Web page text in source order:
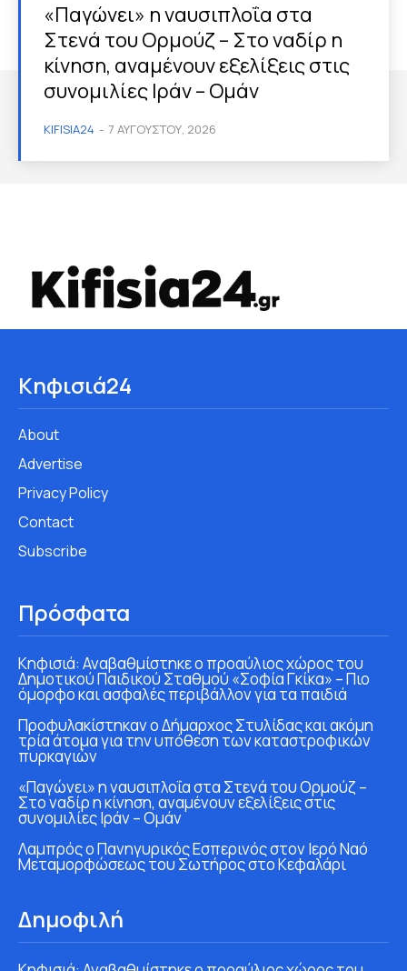
«Παγώνει» η ναυσιπλοΐα στα
Στενά του Ορμούζ – Στο ναδίρ η
κίνηση, αναμένουν εξελίξεις στις
συνομιλίες Ιράν – Ομάν
KIFISIA24 - 7 ΑΥΓΟΎΣΤΟΥ, 2026
Κηφισιά24
About
Advertise
Privacy Policy
Contact
Subscribe
Πρόσφατα
Κηφισιά: Αναβαθμίστηκε ο προαύλιος χώρος του
Δημοτικού Παιδικού Σταθμού «Σοφία Γκίκα» – Πιο
όμορφο και ασφαλές περιβάλλον για τα παιδιά
Προφυλακίστηκαν ο Δήμαρχος Στυλίδας και ακόμη
τρία άτομα για την υπόθεση των καταστροφικών
πυρκαγιών
«Παγώνει» η ναυσιπλοΐα στα Στενά του Ορμούζ –
Στο ναδίρ η κίνηση, αναμένουν εξελίξεις στις
συνομιλίες Ιράν – Ομάν
Λαμπρός ο Πανηγυρικός Εσπερινός στον Ιερό Ναό
Μεταμορφώσεως του Σωτήρος στο Κεφαλάρι
Δημοφιλή